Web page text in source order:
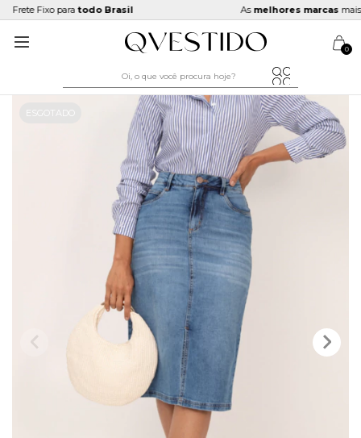
Frete Fixo paratodo Brasil Asmelhores marcasmais
0
ESGOTADO